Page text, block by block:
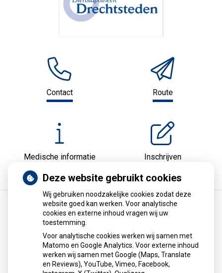
Contact Route
Medische informatie Inschrijven
Terugroepactie babyvoeding Nestlé: bacterie
kan baby’s ziek maken
Nestlé roept de babyvoeding Little Steps 1 en Alfamino
terug vanwege mogelijke aanwezigheid van de bacterie
Deze website gebruikt cookies
Wij gebruiken noodzakelijke cookies zodat deze
website goed kan werken. Voor analytische
cookies en externe inhoud vragen wij uw
toestemming.
Voor analytische cookies werken wij samen met
Matomo en Google Analytics. Voor externe inhoud
werken wij samen met Google (Maps, Translate
en Reviews), YouTube, Vimeo, Facebook,